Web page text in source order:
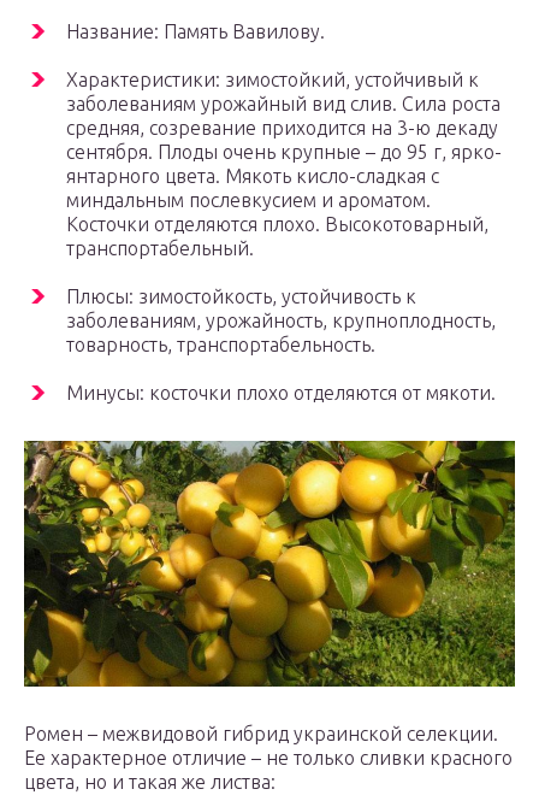
Название: Память Вавилову.
Характеристики: зимостойкий, устойчивый к
заболеваниям урожайный вид слив. Сила роста
средняя, созревание приходится на 3-ю декаду
сентября. Плоды очень крупные – до 95 г, ярко-
янтарного цвета. Мякоть кисло-сладкая с
миндальным послевкусием и ароматом.
Косточки отделяются плохо. Высокотоварный,
транспортабельный.
Плюсы: зимостойкость, устойчивость к
заболеваниям, урожайность, крупноплодность,
товарность, транспортабельность.
Минусы: косточки плохо отделяются от мякоти.
Ромен – межвидовой гибрид украинской селекции.
Ее характерное отличие – не только сливки красного
цвета, но и такая же листва: